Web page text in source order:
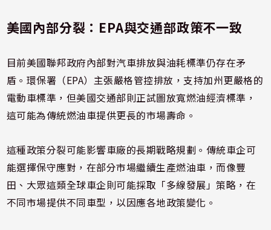
美國內部分裂：EPA與交通部政策不一致
目前美國聯邦政府內部對汽車排放與油耗標準仍存在矛
盾。環保署（EPA）主張嚴格管控排放，支持加州更嚴格的
電動車標準，但美國交通部則正試圖放寬燃油經濟標準，
這可能為傳統燃油車提供更長的市場壽命。
這種政策分裂可能影響車廠的長期戰略規劃。傳統車企可
能選擇保守應對，在部分市場繼續生產燃油車，而像豐
田、大眾這類全球車企則可能採取「多線發展」策略，在
不同市場提供不同車型，以因應各地政策變化。